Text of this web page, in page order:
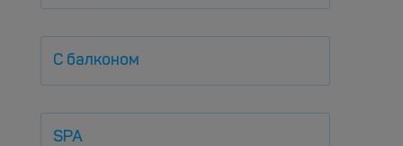
С балконом
SPA